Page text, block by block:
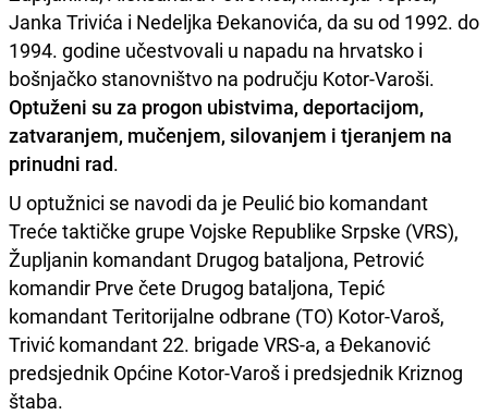
Janka Trivića i Nedeljka Đekanovića, da su od 1992. do
1994. godine učestvovali u napadu na hrvatsko i
bošnjačko stanovništvo na području Kotor-Varoši.
Optuženi su za progon ubistvima, deportacijom,
zatvaranjem, mučenjem, silovanjem i tjeranjem na
prinudni rad.
U optužnici se navodi da je Peulić bio komandant
Treće taktičke grupe Vojske Republike Srpske (VRS),
Župljanin komandant Drugog bataljona, Petrović
komandir Prve čete Drugog bataljona, Tepić
komandant Teritorijalne odbrane (TO) Kotor-Varoš,
Trivić komandant 22. brigade VRS-a, a Đekanović
predsjednik Općine Kotor-Varoš i predsjednik Kriznog
štaba.